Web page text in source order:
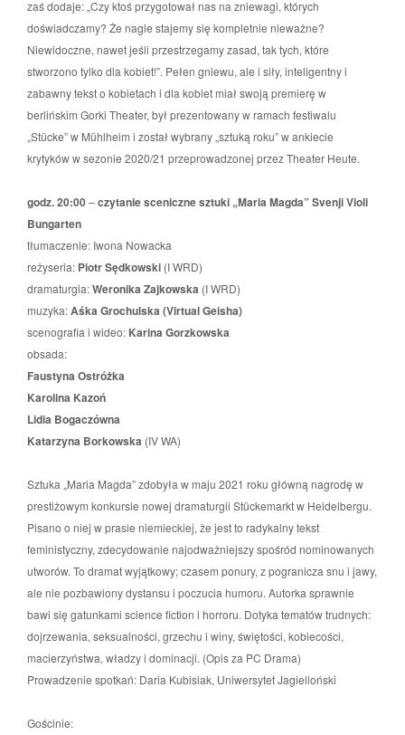
zaś dodaje: „Czy ktoś przygotował nas na zniewagi, których
doświadczamy? Że nagle stajemy się kompletnie nieważne?
Niewidoczne, nawet jeśli przestrzegamy zasad, tak tych, które
stworzono tylko dla kobiet!”. Pełen gniewu, ale i siły, inteligentny i
zabawny tekst o kobietach i dla kobiet miał swoją premierę w
berlińskim Gorki Theater, był prezentowany w ramach festiwalu
„Stücke” w Mühlheim i został wybrany „sztuką roku” w ankiecie
krytyków w sezonie 2020/21 przeprowadzonej przez Theater Heute.
godz. 20:00–czytanie sceniczne sztuki „Maria Magda” Svenji Violi
Bungarten
tłumaczenie: Iwona Nowacka
reżyseria: Piotr Sędkowski (I WRD)
dramaturgia:Weronika Zajkowska (I WRD)
muzyka:Aśka Grochulska (Virtual Geisha)
scenografia i wideo: Karina Gorzkowska
obsada:
Faustyna Ostróżka
Karolina Kazoń
Lidia Bogaczówna
Katarzyna Borkowska (IV WA)
Sztuka „Maria Magda” zdobyła w maju 2021 roku główną nagrodę w
prestiżowym konkursie nowej dramaturgii Stückemarkt w Heidelbergu.
Pisano o niej w prasie niemieckiej, że jest to radykalny tekst
feministyczny, zdecydowanie najodważniejszy spośród nominowanych
utworów. To dramat wyjątkowy; czasem ponury, z pogranicza snu i jawy,
ale nie pozbawiony dystansu i poczucia humoru. Autorka sprawnie
bawi się gatunkami science fiction i horroru. Dotyka tematów trudnych:
dojrzewania, seksualności, grzechu i winy, świętości, kobiecości,
macierzyństwa, władzy i dominacji. (Opis za PC Drama)
Prowadzenie spotkań: Daria Kubisiak, Uniwersytet Jagielloński
Gościnie: